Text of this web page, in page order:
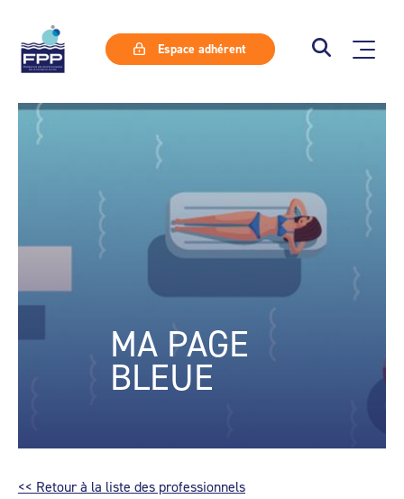
Espace adhérent
MA PAGE
BLEUE
<< Retour à la liste des professionnels